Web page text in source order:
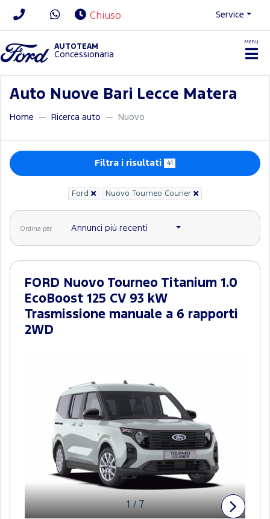
Chiuso Service
AUTOTEAM
Concessionaria
Menu
Auto Nuove Bari Lecce Matera
Home Ricerca auto Nuovo
Filtra i risultati 41
Ford Nuovo Tourneo Courier
Ordina per Annunci più recenti
FORD Nuovo Tourneo Titanium 1.0
EcoBoost 125 CV 93 kW
Trasmissione manuale a 6 rapporti
2WD
1/7